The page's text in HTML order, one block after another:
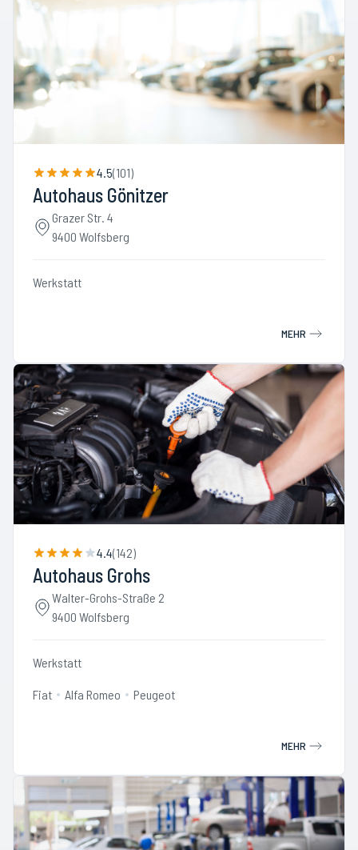
4.5(101)
Autohaus Gönitzer
Grazer Str. 4
9400 Wolfsberg
Werkstatt
MEHR
4.4(142)
Autohaus Grohs
Walter-Grohs-Straße 2
9400 Wolfsberg
Werkstatt
Fiat Alfa Romeo Peugeot
MEHR